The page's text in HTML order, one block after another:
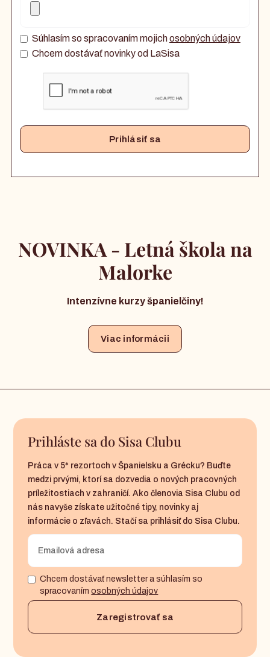
Súhlasím so spracovaním mojichosobných údajov
Chcem dostávať novinky od LaSisa
NOVINKA - Letná škola na
Malorke
Intenzívne kurzy španielčiny!
Viac informácii
Prihláste sa do Sisa Clubu
Práca v 5* rezortoch v Španielsku a Grécku? Buďte
medzi prvými, ktorí sa dozvedia o nových pracovných
príležitostiach v zahraničí. Ako členovia Sisa Clubu od
nás navyše získate užitočné tipy, novinky aj
informácie o zľavách. Stačí sa prihlásiť do Sisa Clubu.
Chcem dostávať newsletter a súhlasím so
spracovanímosobných údajov